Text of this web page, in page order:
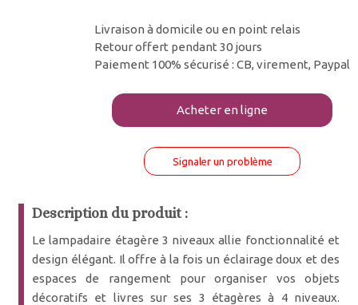
Livraison à domicile ou en point relais
Retour offert pendant 30 jours
Paiement 100% sécurisé : CB, virement, Paypal
Acheter en ligne
Signaler un problème
Description du produit :
Le lampadaire étagère 3 niveaux allie fonctionnalité et
design élégant. Il offre à la fois un éclairage doux et des
espaces de rangement pour organiser vos objets
décoratifs et livres sur ses 3 étagères à 4 niveaux.